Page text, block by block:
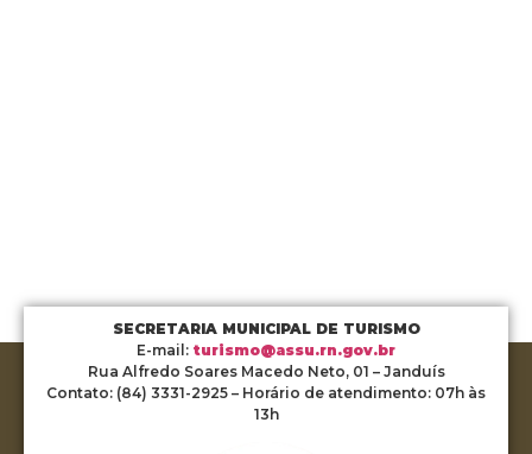
SECRETARIA MUNICIPAL DE TURISMO
E-mail: turismo@assu.rn.gov.br
Rua Alfredo Soares Macedo Neto, 01 – Janduís
Contato: (84) 3331-2925 – Horário de atendimento: 07h às
13h